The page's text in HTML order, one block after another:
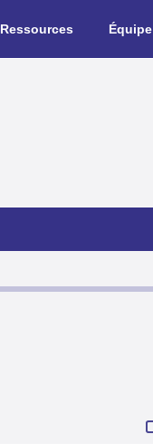
Ressources Équipe